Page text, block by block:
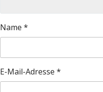
Name *
E-Mail-Adresse *